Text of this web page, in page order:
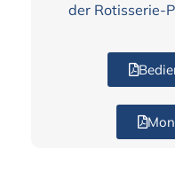
der Rotisserie-